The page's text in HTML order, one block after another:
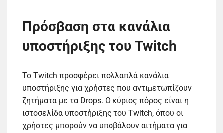
Πρόσβαση στα κανάλια
υποστήριξης του Twitch
Το Twitch προσφέρει πολλαπλά κανάλια
υποστήριξης για χρήστες που αντιμετωπίζουν
ζητήματα με τα Drops. Ο κύριος πόρος είναι η
ιστοσελίδα υποστήριξης του Twitch, όπου οι
χρήστες μπορούν να υποβάλουν αιτήματα για